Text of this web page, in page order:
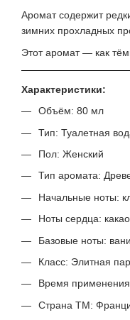
Аромат содержит
зимних прохладных
Этот аромат — как
Характеристики:
Объём: 80 мл
Тип: Туалетная
Пол: Женский
Тип аромата:
Начальные ноты:
Ноты сердца:
Базовые ноты:
Класс: Элитная
Время
Страна ТМ: